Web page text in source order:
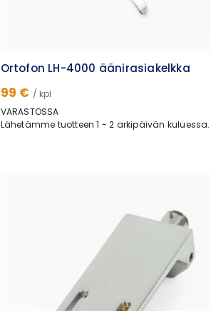
Ortofon LH-4000 äänirasiakelkka
99 € / kpl
VARASTOSSA
Lähetämme tuotteen 1 - 2 arkipäivän kuluessa.